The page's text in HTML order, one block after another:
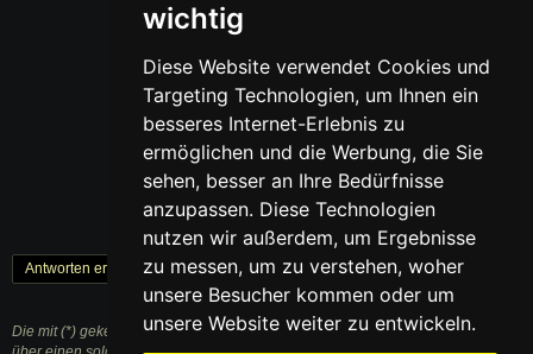
wichtig
Diese Website verwendet Cookies und
Targeting Technologien, um Ihnen ein
besseres Internet-Erlebnis zu
ermöglichen und die Werbung, die Sie
sehen, besser an Ihre Bedürfnisse
anzupassen. Diese Technologien
nutzen wir außerdem, um Ergebnisse
zu messen, um zu verstehen, woher
unsere Besucher kommen oder um
unsere Website weiter zu entwickeln.
« Zurück 1 Weiter »
Antworten erstellen
Die mit (*) gekennzeichneten Links sind sogenannte Affiliate Links. Kommt